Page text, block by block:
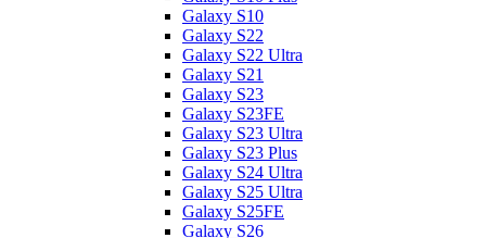
Galaxy S10
Galaxy S22
Galaxy S22 Ultra
Galaxy S21
Galaxy S23
Galaxy S23FE
Galaxy S23 Ultra
Galaxy S23 Plus
Galaxy S24 Ultra
Galaxy S25 Ultra
Galaxy S25FE
Galaxy S26